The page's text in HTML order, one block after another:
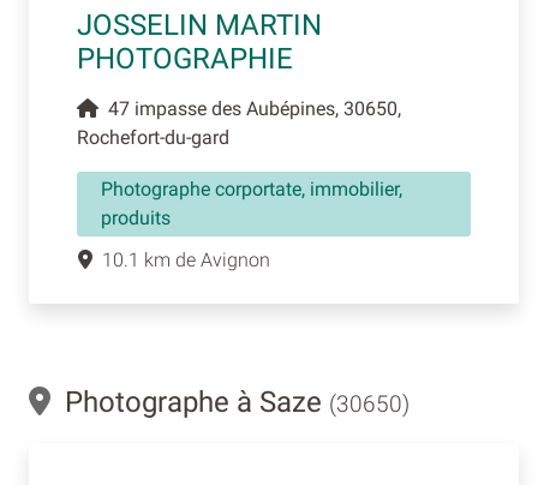
JOSSELIN MARTIN
PHOTOGRAPHIE
47 impasse des Aubépines, 30650,
Rochefort-du-gard
Photographe corportate, immobilier,
produits
10.1 km de Avignon
Photographe à Saze (30650)